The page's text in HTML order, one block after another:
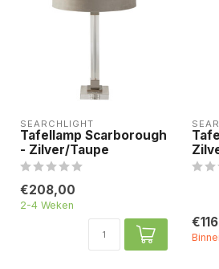
SEARCHLIGHT
Tafellamp Scarborough
- Zilver/Taupe
€208,00
2-4 Weken